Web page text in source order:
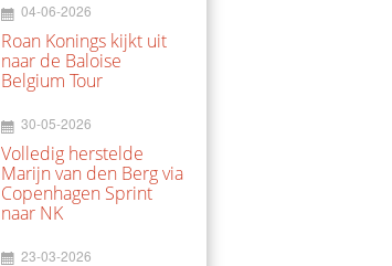
04-06-2026
Roan Konings kijkt uit
naar de Baloise
Belgium Tour
30-05-2026
Volledig herstelde
Marijn van den Berg via
Copenhagen Sprint
naar NK
23-03-2026